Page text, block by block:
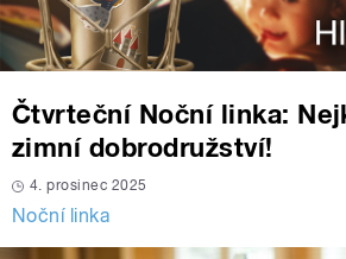
Čtvrteční Noční linka:
zimní dobrodružství!
4. prosinec 2025
Noční linka